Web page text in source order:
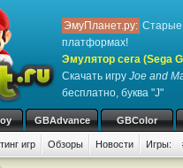
ЭмуПланет.ру: Старые
платформах!
Эмулятор сега (Sega
Скачать игру Joe and
бесплатно, буква "J"
GBAdvance GBColor
игр Обзоры Новости Игры: